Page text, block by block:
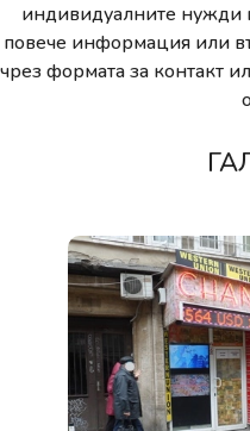
индивидуалните нужди
повече информация или
чрез формата за контакт